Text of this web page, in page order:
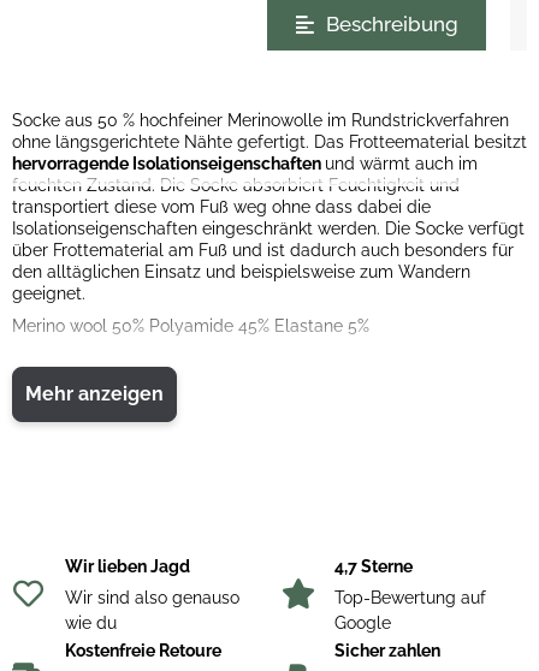
Beschreibung
Socke aus 50 % hochfeiner Merinowolle im Rundstrickverfahren
ohne längsgerichtete Nähte gefertigt. Das Frotteematerial besitzt
hervorragende Isolationseigenschaften und wärmt auch im
feuchten Zustand. Die Socke absorbiert Feuchtigkeit und
transportiert diese vom Fuß weg ohne dass dabei die
Isolationseigenschaften eingeschränkt werden. Die Socke verfügt
über Frottematerial am Fuß und ist dadurch auch besonders für
den alltäglichen Einsatz und beispielsweise zum Wandern
geeignet.
Merino wool 50% Polyamide 45% Elastane 5%
Mehr anzeigen
Wir lieben Jagd
Wir sind also genauso
wie du
4,7 Sterne
Top-Bewertung auf
Google
Kostenfreie Retoure
Sicher zahlen